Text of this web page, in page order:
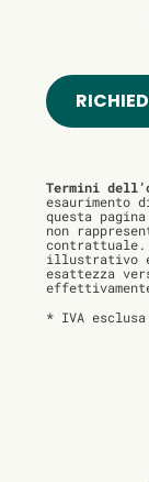
Termini
questa
non
contrattuale.
illustrativo e
esattezza
* IVA esclusa